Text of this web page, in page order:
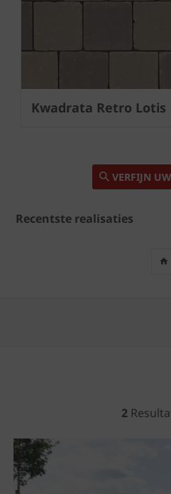
Kwadrata Retro Lotis
VERFIJN
Recentste realisaties
2